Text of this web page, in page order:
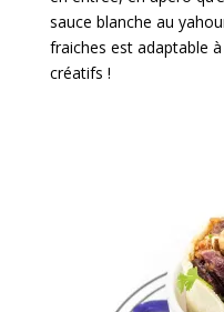
sauce blanche au
fraiches est adaptable
créatifs !